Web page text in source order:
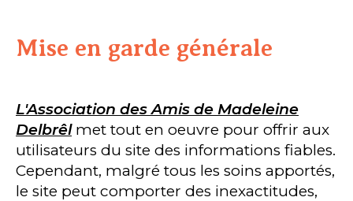
Mise en garde générale
L'Association des Amis de Madeleine
Delbrêlmet tout en oeuvre pour offrir aux
utilisateurs du site des informations fiables.
Cependant, malgré tous les soins apportés,
le site peut comporter des inexactitudes,